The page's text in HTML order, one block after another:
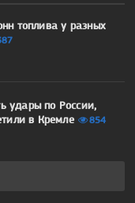
топлива у разных
удары по России,
в Кремле
854